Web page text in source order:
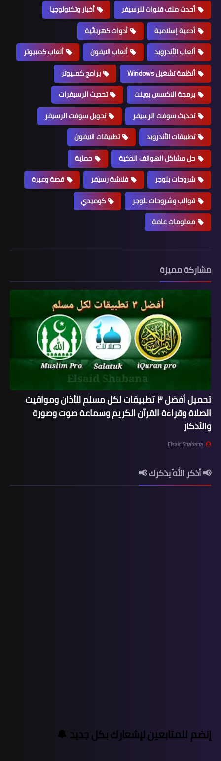
أحدث ملف قنوات للرسيفر
أخبار وتكنولوجيا
أدعية إسلامية
أدوات كهربائية
ألعاب الأندرويد
ألعاب الايفون
ألعاب كمبيوتر
أنظمة تشغيل Windows
برامج كمبيوتر
برمجة الاكسس بوينت
تحديث الرسيفرات
تحديث سوفت الرسيفر
تحويل سوفت الرسيفر
تطبيقات الأندرويد
تطبيقات الايفون
حل مشاكل الهواتف الذكية
حماية
شروحات بلوجر
فلاشة رسيفر
قصة وعبرة
قوالب وشروحات بلوجر
كوميدي
معلومات عامة
مشاركة مميزة
تحميل أفضل ٣ تطبيقات لكل مسلم للأذان ومواقيت
الصلاة وقراءة القرآن الكريم وسماعة صوت وصورة
والأذكار
Elsaid Shabana
📢 أذكر اللّه يذكرك 📢
إنضم للمتابعين لإشعارك بكل جديد 🔔